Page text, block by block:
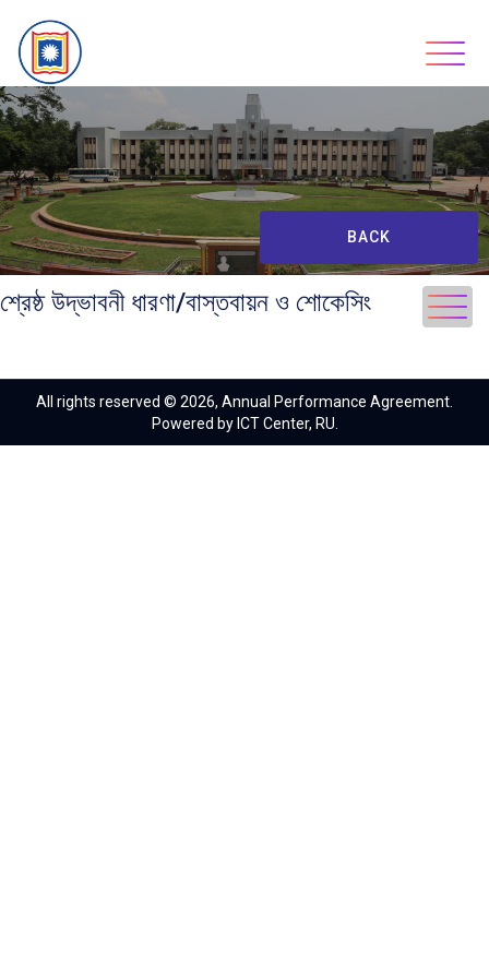
content
BACK
শ্রেষ্ঠ উদ্ভাবনী ধারণা/বাস্তবায়ন ও শোকেসিং
All rights reserved © 2026, Annual Performance Agreement.
Powered by ICT Center, RU.